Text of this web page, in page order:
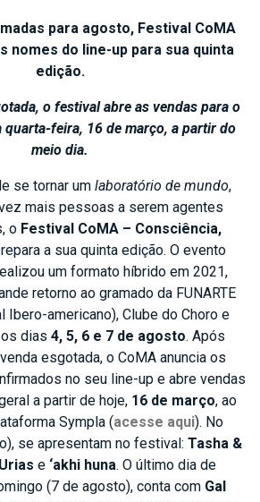
para agosto, Festival CoMA
nomes do line-up para sua quinta
edição.
o festival abre as vendas para o
feira, 16 de março, a partir do
meio dia.
se tornar um laboratório de mundo,
mais pessoas a serem agentes
o Festival CoMA – Consciência,
a sua quinta edição. O evento
um formato híbrido em 2021,
retorno ao gramado da FUNARTE
Ibero-americano), Clube do Choro e
dias 4, 5, 6 e 7 de agosto. Após
esgotada, o CoMA anuncia os
no seu line-up e abre vendas
a partir de hoje, 16 de março, ao
Sympla (acesse aqui). No
se apresentam no festival: Tasha &
Urias e ‘akhi huna. O último dia de
(7 de agosto), conta com Gal